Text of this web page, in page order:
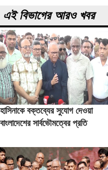
এই বিভাগের আরও খবর
হাসিনাকে বক্তব্যের সুযোগ দেওয়া
বাংলাদেশের সার্বভৌমত্বের প্রতি